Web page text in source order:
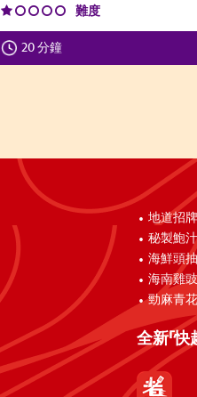
難度
20 分鐘
地道招
秘製鮑
海鮮頭抽
海南雞
勁麻青
全新「快